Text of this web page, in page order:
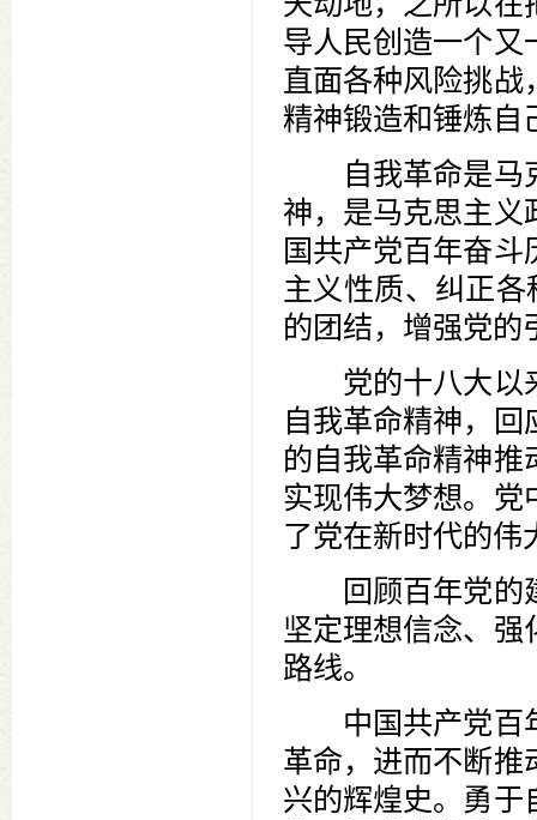
导人民创造一个又
直面各种风险挑战
精神锻造和锤炼自
自我革命是马克
神，是马克思主义
国共产党百年奋
主义性质、纠正各
的团结，增强党的
党的十八大以来
自我革命精神，
的自我革命精神推
实现伟大梦想。党
了党在新时代的伟
回顾百年党的建
坚定理想信念、强
路线。
中国共产党百年
革命，进而不断推
兴的辉煌史。勇于